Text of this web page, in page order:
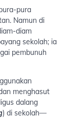
pura
Namun di
diam
sekolah; ia
pembunuh
menghasut
dalang
) di sekolah—